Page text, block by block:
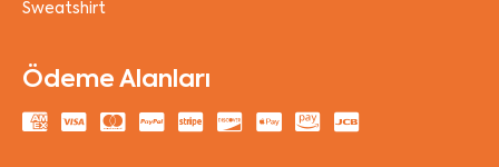
Sweatshirt
Ödeme Alanları